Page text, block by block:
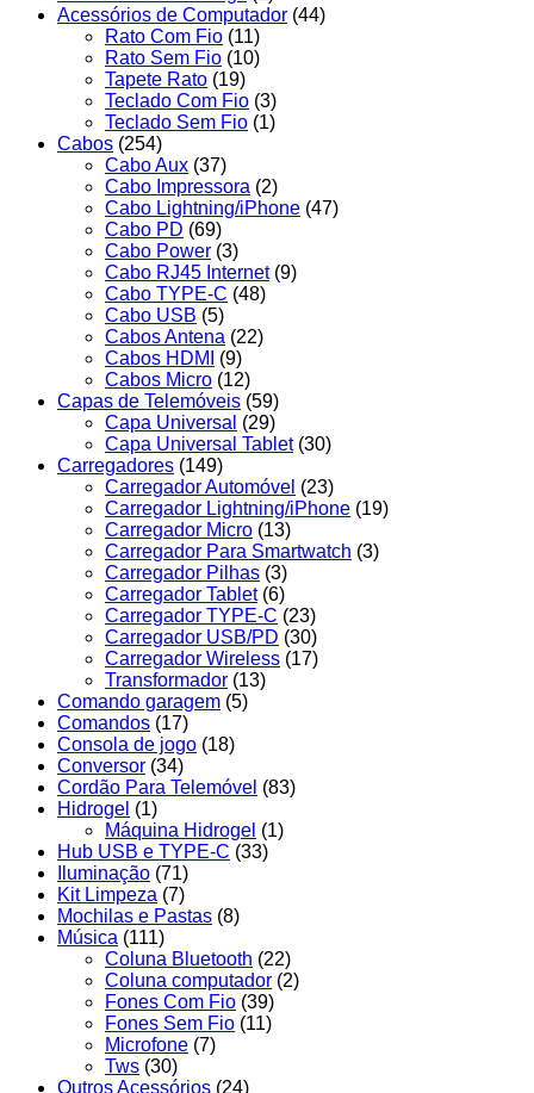
Acessórios de Computador (44)
Rato Com Fio (11)
Rato Sem Fio (10)
Tapete Rato (19)
Teclado Com Fio (3)
Teclado Sem Fio (1)
Cabos (254)
Cabo Aux (37)
Cabo Impressora (2)
Cabo Lightning/iPhone (47)
Cabo PD (69)
Cabo Power (3)
Cabo RJ45 Internet (9)
Cabo TYPE-C (48)
Cabo USB (5)
Cabos Antena (22)
Cabos HDMI
(9)
Cabos Micro (12)
Capas de Telemóveis (59)
Capa Universal (29)
Capa Universal Tablet (30)
Carregadores (149)
Carregador Automóvel (23)
Carregador Lightning/iPhone (19)
Carregador Micro (13)
Carregador Para Smartwatch (3)
Carregador Pilhas (3)
Carregador Tablet (6)
Carregador TYPE-C (23)
Carregador USB/PD (30)
Carregador Wireless (17)
Transformador (13)
Comando garagem (5)
Comandos (17)
Consola de jogo (18)
Conversor (34)
Cordão Para Telemóvel (83)
Hidrogel (1)
Máquina Hidrogel (1)
Hub USB e TYPE-C (33)
Iluminação (71)
Kit Limpeza (7)
Mochilas e Pastas (8)
Música (111)
Coluna Bluetooth (22)
Coluna computador (2)
Fones Com Fio (39)
Fones Sem Fio (11)
Microfone (7)
Tws (30)
Outros Acessórios (24)